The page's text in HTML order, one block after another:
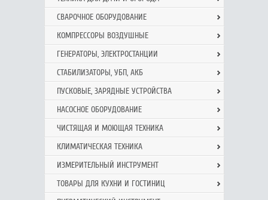
СВАРОЧНОЕ ОБОРУДОВАНИЕ
КОМПРЕССОРЫ ВОЗДУШНЫЕ
ГЕНЕРАТОРЫ, ЭЛЕКТРОСТАНЦИИ
СТАБИЛИЗАТОРЫ, УБП, АКБ
ПУСКОВЫЕ, ЗАРЯДНЫЕ УСТРОЙСТВА
НАСОСНОЕ ОБОРУДОВАНИЕ
ЧИСТЯЩАЯ И МОЮЩАЯ ТЕХНИКА
КЛИМАТИЧЕСКАЯ ТЕХНИКА
ИЗМЕРИТЕЛЬНЫЙ ИНСТРУМЕНТ
ТОВАРЫ ДЛЯ КУХНИ И ГОСТИНИЦ